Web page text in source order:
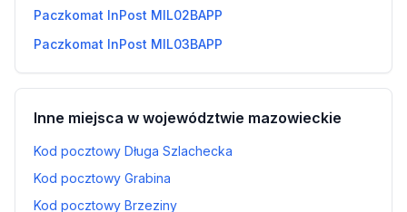
Paczkomat InPost MIL02BAPP
Paczkomat InPost MIL03BAPP
Inne miejsca w województwie mazowieckie
Kod pocztowy Długa Szlachecka
Kod pocztowy Grabina
Kod pocztowy Brzeziny